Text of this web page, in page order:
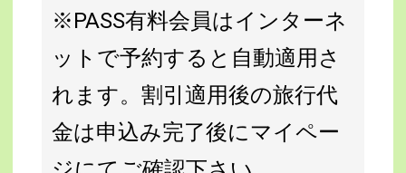
※PASS有料会員はインターネ
ットで予約すると自動適用さ
れます。割引適用後の旅行代
金は申込み完了後にマイペー